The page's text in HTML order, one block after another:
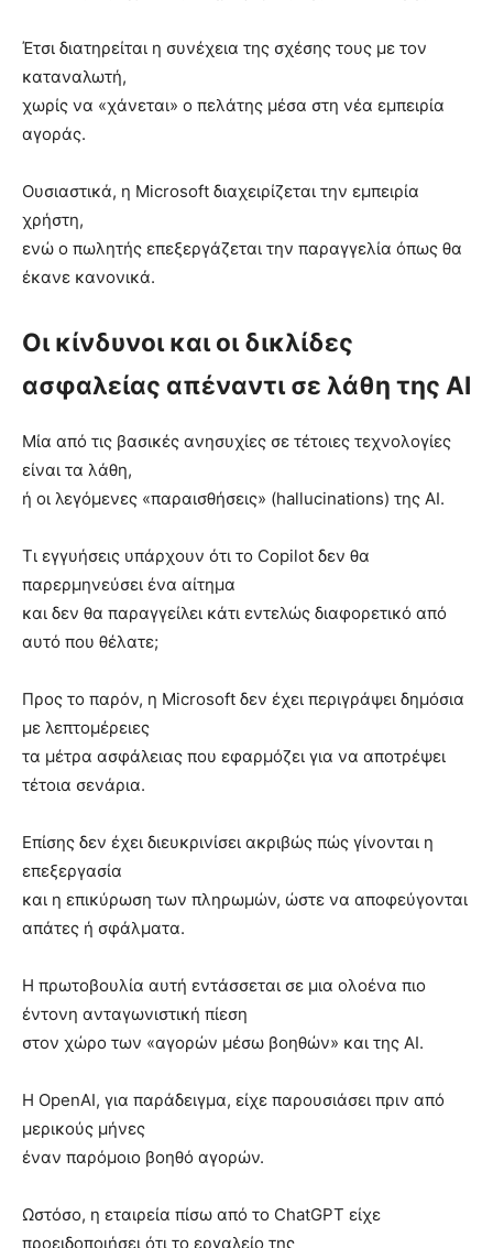
Έτσι διατηρείται η συνέχεια της σχέσης τους με τον
καταναλωτή,
χωρίς να «χάνεται» ο πελάτης μέσα στη νέα εμπειρία
αγοράς.
Ουσιαστικά, η Microsoft διαχειρίζεται την εμπειρία
χρήστη,
ενώ ο πωλητής επεξεργάζεται την παραγγελία όπως θα
έκανε κανονικά.
Οι κίνδυνοι και οι δικλίδες
ασφαλείας απέναντι σε λάθη της AI
Μία από τις βασικές ανησυχίες σε τέτοιες τεχνολογίες
είναι τα λάθη,
ή οι λεγόμενες «παραισθήσεις» (hallucinations) της AI.
Τι εγγυήσεις υπάρχουν ότι το Copilot δεν θα
παρερμηνεύσει ένα αίτημα
και δεν θα παραγγείλει κάτι εντελώς διαφορετικό από
αυτό που θέλατε;
Προς το παρόν, η Microsoft δεν έχει περιγράψει δημόσια
με λεπτομέρειες
τα μέτρα ασφάλειας που εφαρμόζει για να αποτρέψει
τέτοια σενάρια.
Επίσης δεν έχει διευκρινίσει ακριβώς πώς γίνονται η
επεξεργασία
και η επικύρωση των πληρωμών, ώστε να αποφεύγονται
απάτες ή σφάλματα.
Η πρωτοβουλία αυτή εντάσσεται σε μια ολοένα πιο
έντονη ανταγωνιστική πίεση
στον χώρο των «αγορών μέσω βοηθών» και της AI.
Η OpenAI, για παράδειγμα, είχε παρουσιάσει πριν από
μερικούς μήνες
έναν παρόμοιο βοηθό αγορών.
Ωστόσο, η εταιρεία πίσω από το ChatGPT είχε
προειδοποιήσει ότι το εργαλείο της